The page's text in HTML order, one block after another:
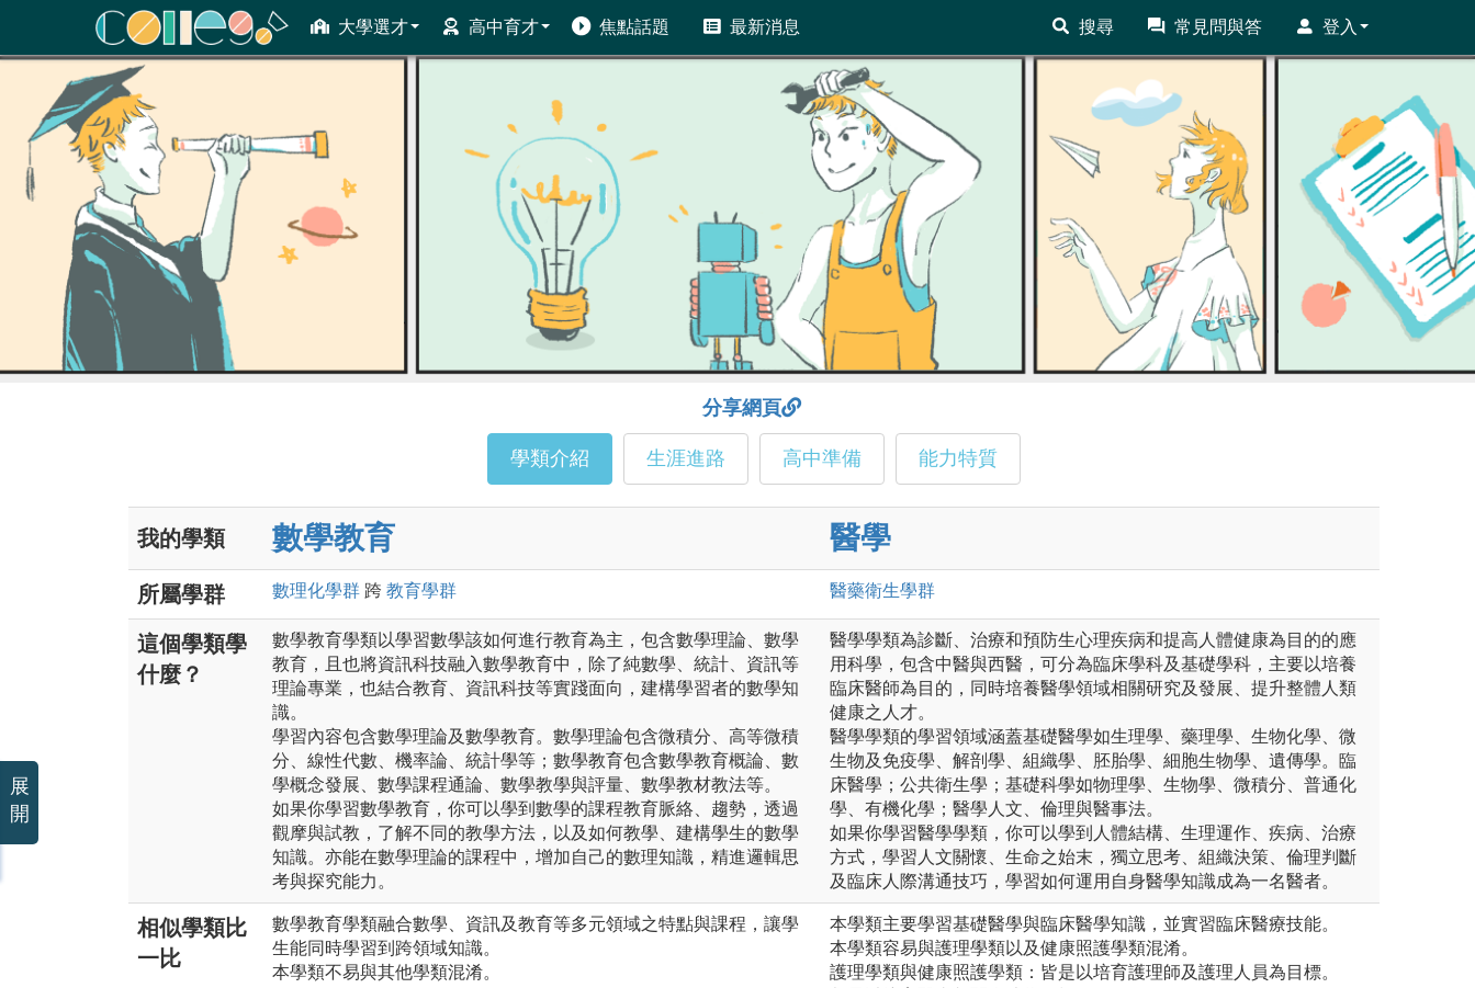
大學選才 高中育才 焦點話題 最新消息 搜尋 常見問與答 登入
ColleGo! 大學選才與高中育才輔助系統
分享網頁
學類介紹 生涯進路 高中準備 能力特質
我的學類 數學教育 醫學
所屬學群 數理化學群 跨 教育學群 醫藥衛生學群
這個學類學
什麼？
數學教育學類以學習數學該如何進行教育為主，包含數學理論、數學
教育，且也將資訊科技融入數學教育中，除了純數學、統計、資訊等
理論專業，也結合教育、資訊科技等實踐面向，建構學習者的數學知
識。
學習內容包含數學理論及數學教育。數學理論包含微積分、高等微積
分、線性代數、機率論、統計學等；數學教育包含數學教育概論、數
學概念發展、數學課程通論、數學教學與評量、數學教材教法等。
如果你學習數學教育，你可以學到數學的課程教育脈絡、趨勢，透過
觀摩與試教，了解不同的教學方法，以及如何教學、建構學生的數學
知識。亦能在數學理論的課程中，增加自己的數理知識，精進邏輯思
考與探究能力。
醫學學類為診斷、治療和預防生心理疾病和提高人體健康為目的的應
用科學，包含中醫與西醫，可分為臨床學科及基礎學科，主要以培養
臨床醫師為目的，同時培養醫學領域相關研究及發展、提升整體人類
健康之人才。
醫學學類的學習領域涵蓋基礎醫學如生理學、藥理學、生物化學、微
生物及免疫學、解剖學、組織學、胚胎學、細胞生物學、遺傳學。臨
床醫學；公共衛生學；基礎科學如物理學、生物學、微積分、普通化
學、有機化學；醫學人文、倫理與醫事法。
如果你學習醫學學類，你可以學到人體結構、生理運作、疾病、治療
方式，學習人文關懷、生命之始末，獨立思考、組織決策、倫理判斷
及臨床人際溝通技巧，學習如何運用自身醫學知識成為一名醫者。
相似學類比
一比
數學教育學類融合數學、資訊及教育等多元領域之特點與課程，讓學
生能同時學習到跨領域知識。
本學類不易與其他學類混淆。
本學類主要學習基礎醫學與臨床醫學知識，並實習臨床醫療技能。
本學類容易與護理學類以及健康照護學類混淆。
護理學類與健康照護學類：皆是以培育護理師及護理人員為目標。
展
開